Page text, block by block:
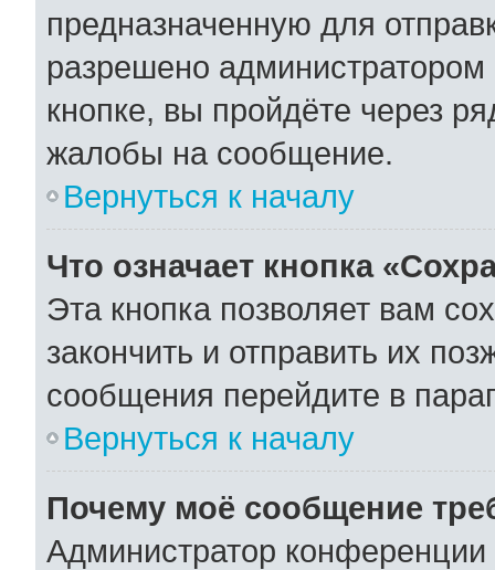
предназначенную для
разрешено
кнопке, вы пройдёте через
жалобы на сообщение.
Вернуться к началу
Что означает кнопка
Эта кнопка позволяет вам
закончить и отправить их
сообщения перейдите в
Вернуться к началу
Почему моё сообщение
Администратор